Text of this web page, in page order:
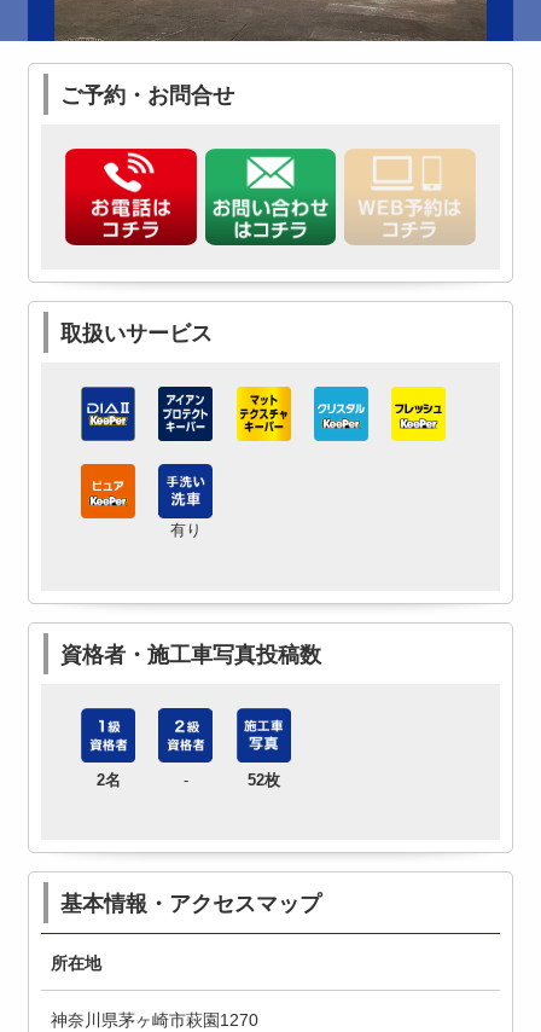
ご予約・お問合せ
取扱いサービス
有り
資格者・施工車写真投稿数
2名 - 52枚
基本情報・アクセスマップ
所在地
神奈川県茅ヶ崎市萩園1270